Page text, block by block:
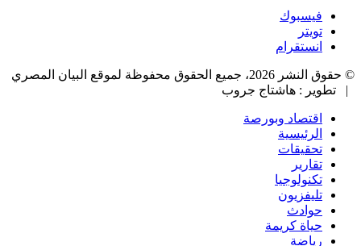
فيسبوك
تويتر
انستقرام
© حقوق النشر 2026، جميع الحقوق محفوظة لموقع البيان المصري
| تطوير : هاشتاج جروب
اقتصاد وبورصة
الرئيسية
تحقيقات
تقارير
تكنولوجيا
تليفزيون
حوادث
حياة كريمة
رياضة